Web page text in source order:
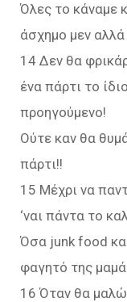
Όλες το κάναμε
άσχημο μεν
14 Δεν θα
ένα πάρτι το
προηγούμενο!
Ούτε καν θα
πάρτι!!
15 Μέχρι να
‘ναι πάντα το
Όσα junk food
φαγητό της
16 Όταν θα